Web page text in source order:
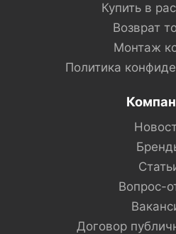
Купить в
Возврат
Монтаж
Политика
Вопрос-
Договор